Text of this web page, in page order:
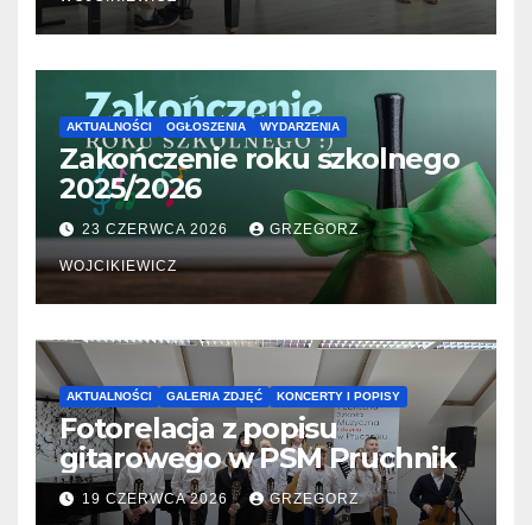
AKTUALNOŚCI OGŁOSZENIA WYDARZENIA
Zakończenie roku szkolnego
2025/2026
23 CZERWCA 2026 GRZEGORZ
WOJCIKIEWICZ
AKTUALNOŚCI GALERIA ZDJĘĆ KONCERTY I POPISY
Fotorelacja z popisu
gitarowego w PSM Pruchnik
19 CZERWCA 2026 GRZEGORZ